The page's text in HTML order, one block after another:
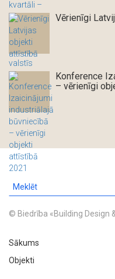
Vērienīgi
Konference
– vērienīgi
© Biedrība «Building Design
Sākums
Objekti